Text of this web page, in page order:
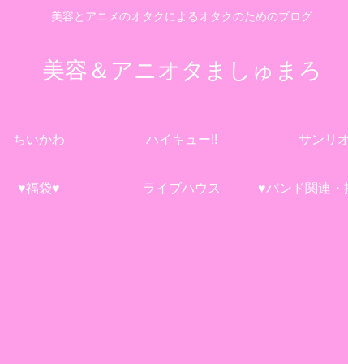
美容とアニメのオタクによるオタクのためのブログ
美容＆アニオタましゅまろ
ちいかわ ハイキュー!! サンリオ
♥福袋♥ ライブハウス ♥バンド関連・